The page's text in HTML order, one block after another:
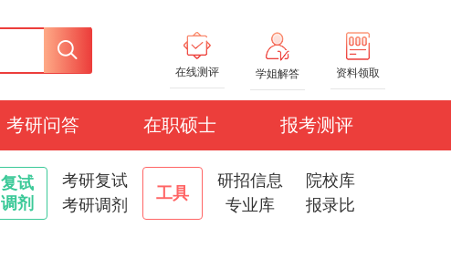
在线测评 学姐解答 资料领取
考研问答 在职硕士 报考测评
复试
调剂
考研复试
考研调剂
工具
研招信息
院校库
专业库
报录比